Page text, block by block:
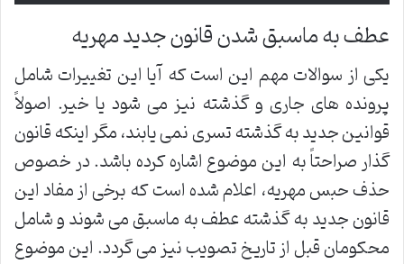
عطف به ماسبق شدن قانون جدید مهریه
یکی از سوالات مهم این است که آیا این تغییرات شامل
پرونده های جاری و گذشته نیز می شود یا خیر. اصولاً
قوانین جدید به گذشته تسری نمی یابند، مگر اینکه قانون
گذار صراحتاً به این موضوع اشاره کرده باشد. در خصوص
حذف حبس مهریه، اعلام شده است که برخی از مفاد این
قانون جدید به گذشته عطف به ماسبق می شوند و شامل
محکومان قبل از تاریخ تصویب نیز می گردد. این موضوع